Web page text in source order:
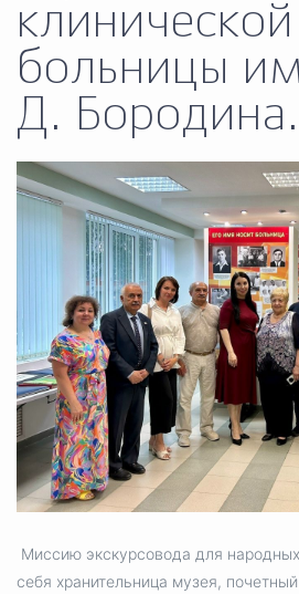
клинической
больницы
Д. Бородина.
Миссию экскурсовода для
себя хранительница музея,